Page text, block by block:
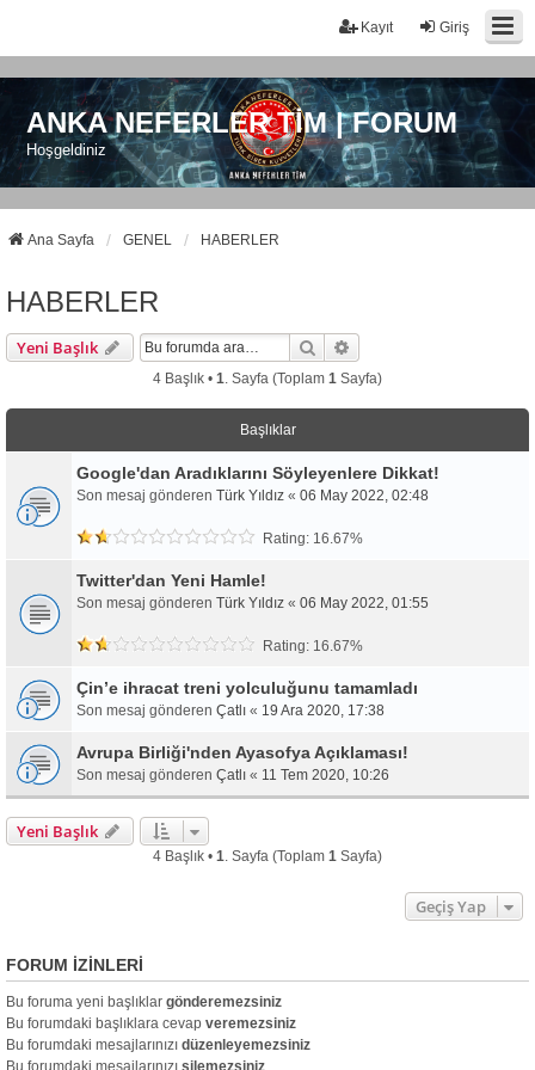
Giriş
Kayıt
ANKA NEFERLER TİM | FORUM
Hoşgeldiniz
Ana Sayfa GENEL HABERLER
HABERLER
Yeni Başlık Ara
4 Başlık • 1 . Sayfa (Toplam 1 Sayfa)
Başlıklar
Google'dan Aradıklarını Söyleyenlere Dikkat!
Son mesaj gönderen Türk Yıldız « 06 May 2022, 02:48
Rating: 16.67%
Twitter'dan Yeni Hamle!
Son mesaj gönderen Türk Yıldız « 06 May 2022, 01:55
Rating: 16.67%
Çin’e ihracat treni yolculuğunu tamamladı
Son mesaj gönderen Çatlı « 19 Ara 2020, 17:38
Avrupa Birliği'nden Ayasofya Açıklaması!
Son mesaj gönderen Çatlı « 11 Tem 2020, 10:26
Yeni Başlık
4 Başlık • 1 . Sayfa (Toplam 1 Sayfa)
Geçiş Yap
FORUM IZINLERI
Bu foruma yeni başlıklar gönderemezsiniz
Bu forumdaki başlıklara cevap veremezsiniz
Bu forumdaki mesajlarınızı düzenleyemezsiniz
Bu forumdaki mesajlarınızı silemezsiniz